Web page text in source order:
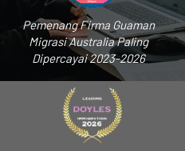
Pemenang Firma Guaman
Migrasi Australia Paling
Dipercayai 2023-2026